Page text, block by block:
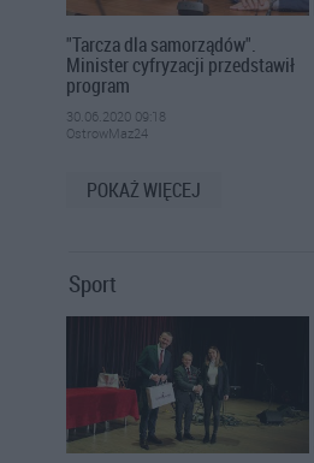
"Tarcza dla samorządów".
Minister cyfryzacji przedstawił
program
30.06.2020 09:18
OstrowMaz24
POKAŻ WIĘCEJ
Sport